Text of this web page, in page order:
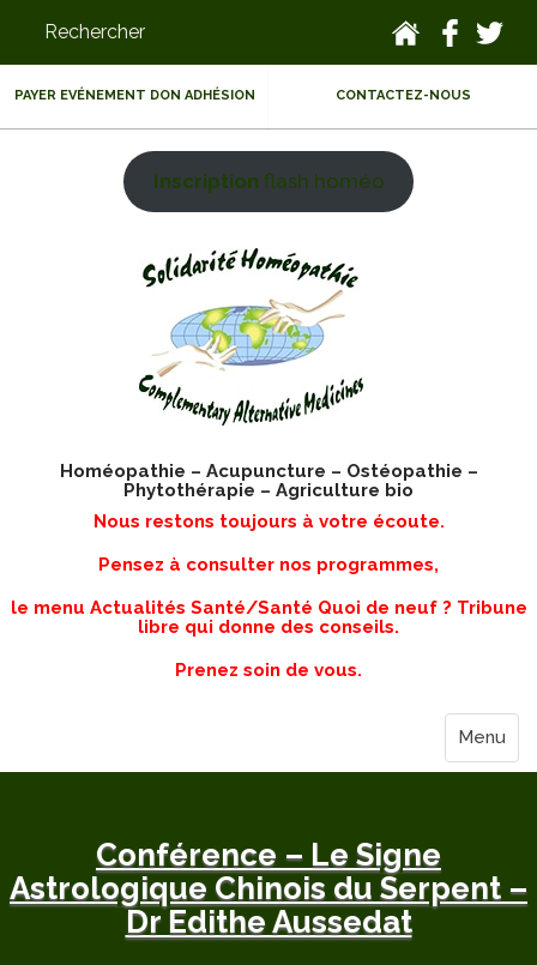
PAYER EVÉNEMENT DON ADHÉSION CONTACTEZ-NOUS
Inscription flash homéo
Homéopathie – Acupuncture – Ostéopathie –
Phytothérapie – Agriculture bio
Nous restons toujours à votre écoute.
Pensez à consulter nos programmes,
le menu Actualités Santé/Santé Quoi de neuf ? Tribune
libre qui donne des conseils.
Prenez soin de vous.
Menu
Conférence – Le Signe
Astrologique Chinois du Serpent –
Dr Edithe Aussedat